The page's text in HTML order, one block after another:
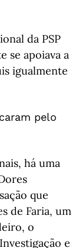
da PSP
se apoiava a
igualmente
pelo
há uma
que
de Faria, um
o
e